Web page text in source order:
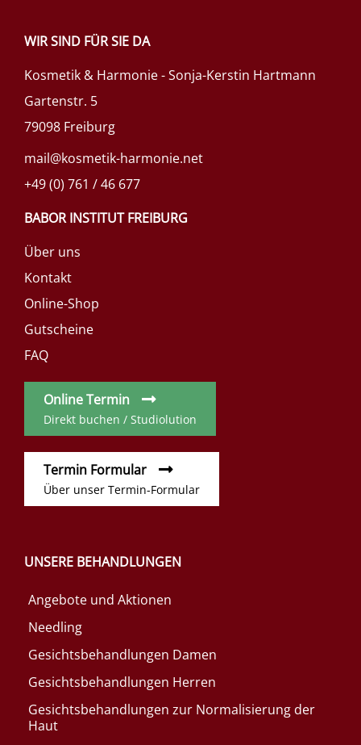
WIR SIND FÜR SIE DA
Kosmetik & Harmonie - Sonja-Kerstin Hartmann
Gartenstr. 5
79098 Freiburg
mail@kosmetik-harmonie.net
+49 (0) 761 / 46 677
BABOR INSTITUT FREIBURG
Über uns
Kontakt
Online-Shop
Gutscheine
FAQ
Online Termin
Direkt buchen / Studiolution
Termin Formular
Über unser Termin-Formular
UNSERE BEHANDLUNGEN
Angebote und Aktionen
Needling
Gesichtsbehandlungen Damen
Gesichtsbehandlungen Herren
Gesichtsbehandlungen zur Normalisierung der
Haut